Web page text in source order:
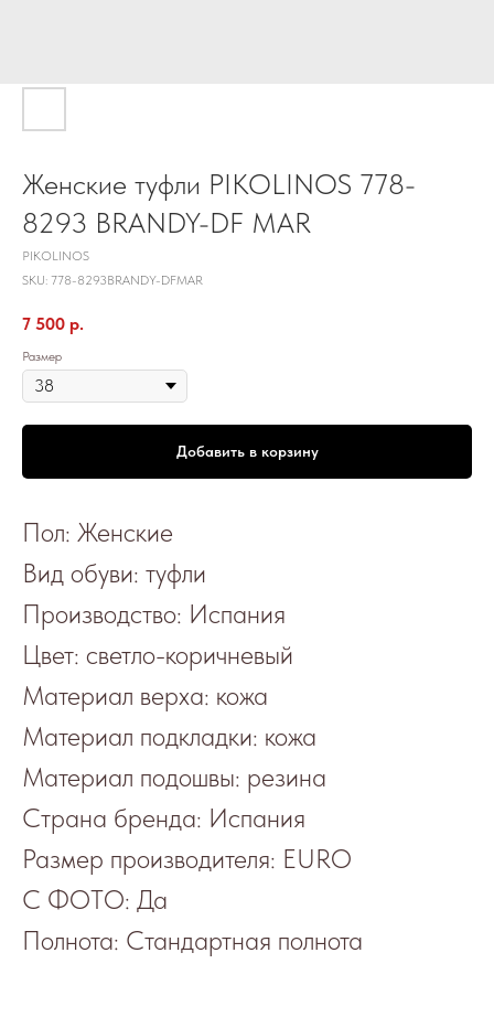
Женские туфли PIKOLINOS 778-
8293 BRANDY-DF MAR
PIKOLINOS
SKU: 778-8293BRANDY-DFMAR
7 500 р.
Размер
Добавить в корзину
Пол: Женские
Вид обуви: туфли
Производство: Испания
Цвет: светло-коричневый
Материал верха: кожа
Материал подкладки: кожа
Материал подошвы: резина
Страна бренда: Испания
Размер производителя: EURO
С ФОТО: Да
Полнота: Стандартная полнота